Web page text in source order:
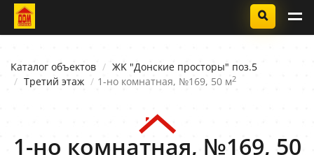
Каталог объектов
ЖK "Донские просторы" поз.5
Третий этаж
1-но комнатная, №169, 50 м2
1-но комнатная, №169, 50